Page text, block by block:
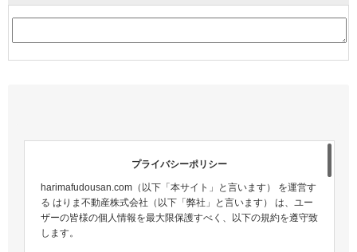
プライバシーポリシー
harimafudousan.com（以下「本サイト」と言います） を運営す
る はりま不動産株式会社（以下「弊社」と言います） は、ユー
ザーの皆様の個人情報を最大限保護すべく、以下の規約を遵守致
します。